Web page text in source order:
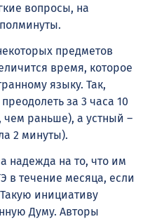
вопросы, на
предметов
время, которое
языку. Так,
за 3 часа 10
чем раньше), а устный –
2 минуты).
надежда на то, что им
в течение месяца, если
инициативу
Думу. Авторы